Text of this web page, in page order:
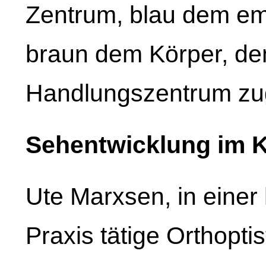
Zentrum, blau dem
braun dem Körper,
Handlungszentrum
Sehentwicklung im
Ute Marxsen, in
Praxis tätige